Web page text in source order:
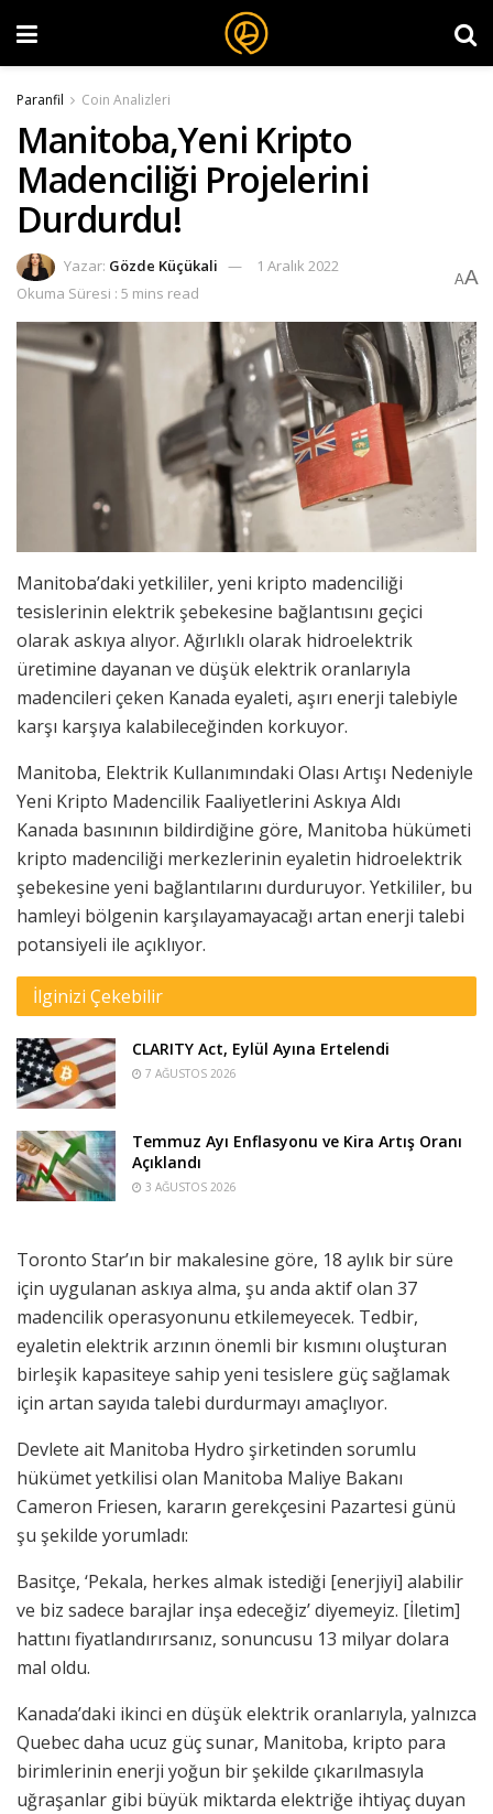
Paranfil Coin Analizleri
Manitoba,Yeni Kripto
Madenciliği Projelerini
Durdurdu!
Yazar: Gözde Küçükali
1 Aralık 2022
Okuma Süresi : 5 mins read
AA
Manitoba’daki yetkililer, yeni kripto madenciliği
tesislerinin elektrik şebekesine bağlantısını geçici
olarak askıya alıyor. Ağırlıklı olarak hidroelektrik
üretimine dayanan ve düşük elektrik oranlarıyla
madencileri çeken Kanada eyaleti, aşırı enerji talebiyle
karşı karşıya kalabileceğinden korkuyor.
Manitoba, Elektrik Kullanımındaki Olası Artışı Nedeniyle
Yeni Kripto Madencilik Faaliyetlerini Askıya Aldı
Kanada basınının bildirdiğine göre, Manitoba hükümeti
kripto madenciliği merkezlerinin eyaletin hidroelektrik
şebekesine yeni bağlantılarını durduruyor. Yetkililer, bu
hamleyi bölgenin karşılayamayacağı artan enerji talebi
potansiyeli ile açıklıyor.
İlginizi Çekebilir
CLARITY Act, Eylül Ayına Ertelendi
7 AĞUSTOS 2026
Temmuz Ayı Enflasyonu ve Kira Artış Oranı
Açıklandı
3 AĞUSTOS 2026
Toronto Star’ın bir makalesine göre, 18 aylık bir süre
için uygulanan askıya alma, şu anda aktif olan 37
madencilik operasyonunu etkilemeyecek. Tedbir,
eyaletin elektrik arzının önemli bir kısmını oluşturan
birleşik kapasiteye sahip yeni tesislere güç sağlamak
için artan sayıda talebi durdurmayı amaçlıyor.
Devlete ait Manitoba Hydro şirketinden sorumlu
hükümet yetkilisi olan Manitoba Maliye Bakanı
Cameron Friesen, kararın gerekçesini Pazartesi günü
şu şekilde yorumladı:
Basitçe, ‘Pekala, herkes almak istediği [enerjiyi] alabilir
ve biz sadece barajlar inşa edeceğiz’ diyemeyiz. [İletim]
hattını fiyatlandırırsanız, sonuncusu 13 milyar dolara
mal oldu.
Kanada’daki ikinci en düşük elektrik oranlarıyla, yalnızca
Quebec daha ucuz güç sunar, Manitoba, kripto para
birimlerinin enerji yoğun bir şekilde çıkarılmasıyla
uğraşanlar gibi büyük miktarda elektriğe ihtiyaç duyan